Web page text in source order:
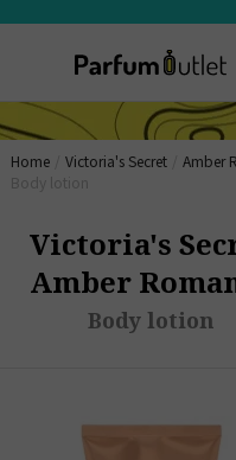
Home Victoria's Secret Amber
Victoria's
Amber
Body lotion